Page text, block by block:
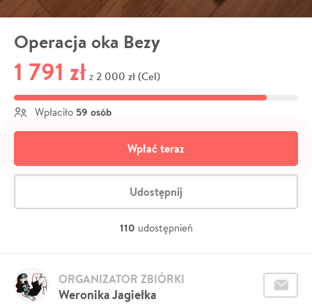
Operacja oka Bezy
1 791 zł z 2 000 zł (Cel)
Wpłaciło 59 osób
Wpłać teraz
Udostępnij
110 udostępnień
Weronika Jagiełka
ORGANIZATOR ZBIÓRKI